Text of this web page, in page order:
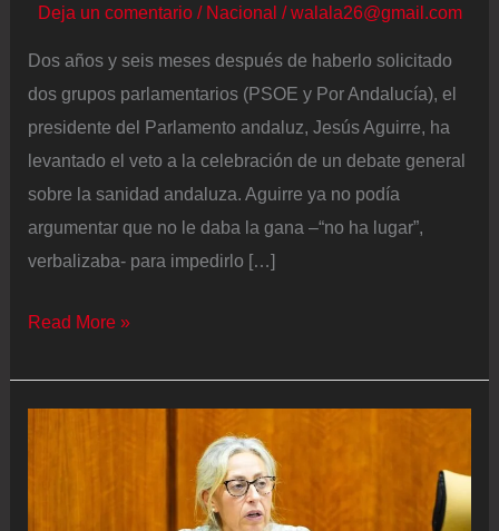
Deja un comentario / Nacional /walala26@gmail.com
Dos años y seis meses después de haberlo solicitado
dos grupos parlamentarios (PSOE y Por Andalucía), el
presidente del Parlamento andaluz, Jesús Aguirre, ha
levantado el veto a la celebración de un debate general
sobre la sanidad andaluza. Aguirre ya no podía
argumentar que no le daba la gana –“no ha lugar”,
verbalizaba- para impedirlo […]
El
del
Read More »